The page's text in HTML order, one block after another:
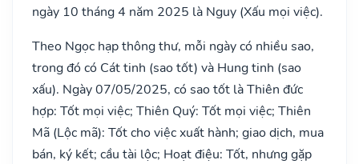
ngày 10 tháng 4 năm 2025 là Nguy (Xấu mọi việc).
Theo Ngọc hạp thông thư, mỗi ngày có nhiều sao,
trong đó có Cát tinh (sao tốt) và Hung tinh (sao
xấu). Ngày 07/05/2025, có sao tốt là Thiên đức
hợp: Tốt mọi việc; Thiên Quý: Tốt mọi việc; Thiên
Mã (Lộc mã): Tốt cho việc xuất hành; giao dịch, mua
bán, ký kết; cầu tài lộc; Hoạt điệu: Tốt, nhưng gặp